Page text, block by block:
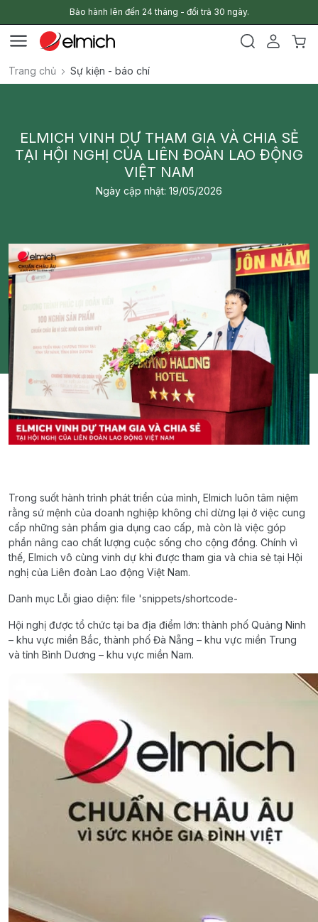
Bảo hành lên đến 24 tháng - đổi trả 30 ngày.
Trang chủ Sự kiện - báo chí
ELMICH VINH DỰ THAM GIA VÀ CHIA SẺ
TẠI HỘI NGHỊ CỦA LIÊN ĐOÀN LAO ĐỘNG
VIỆT NAM
Ngày cập nhật: 19/05/2026
Trong suốt hành trình phát triển của mình, Elmich luôn tâm niệm
rằng sứ mệnh của doanh nghiệp không chỉ dừng lại ở việc cung
cấp những sản phẩm gia dụng cao cấp, mà còn là việc góp
phần nâng cao chất lượng cuộc sống cho cộng đồng. Chính vì
thế, Elmich vô cùng vinh dự khi được tham gia và chia sẻ tại Hội
nghị của Liên đoàn Lao động Việt Nam.
Danh mục Lỗi giao diện: file 'snippets/shortcode-
Hội nghị được tổ chức tại ba địa điểm lớn: thành phố Quảng Ninh
– khu vực miền Bắc, thành phố Đà Nẵng – khu vực miền Trung
và tỉnh Bình Dương – khu vực miền Nam.